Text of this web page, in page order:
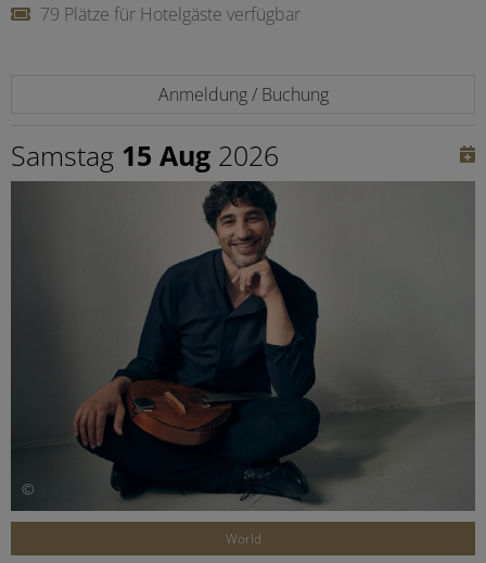
79 Plätze für Hotelgäste verfügbar
Anmeldung / Buchung
Samstag 15 Aug 2026
©
World